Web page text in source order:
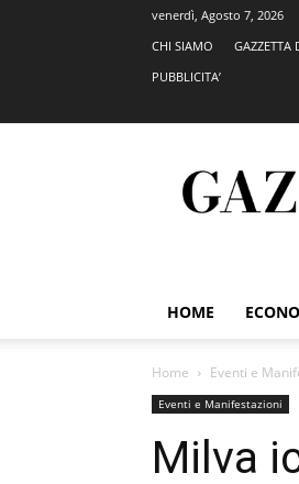
venerdì, Agosto 7, 2026
CHI SIAMO
GAZZETTA
PUBBLICITA’
HOME
Home Eventi e
Eventi e Manifestazioni
Milva